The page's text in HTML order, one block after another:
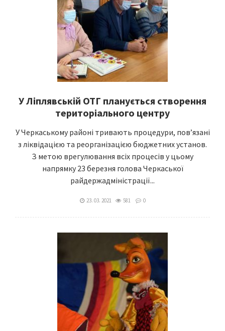
У Ліплявській ОТГ планується створення
територіального центру
У Черкаському районі тривають процедури, пов’язані
з ліквідацією та реорганізацією бюджетних установ.
З метою врегулювання всіх процесів у цьому
напрямку 23 березня голова Черкаської
райдержадміністрації...
23. 03. 2021 581 0